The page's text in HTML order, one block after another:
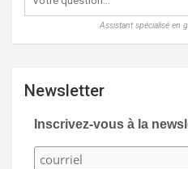
Assistant spécialisé en
Newsletter
Inscrivez-vous à la